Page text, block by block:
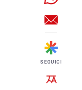
SEGUICI